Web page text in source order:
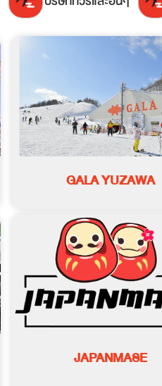
GALA YUZAWA
JAPANMASE